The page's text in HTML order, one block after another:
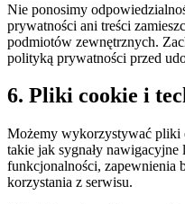
Nie ponosimy
prywatności ani treści
podmiotów zewnętrznych.
polityką prywatności przed
6. Pliki cookie i
Możemy wykorzystywać pliki
takie jak sygnały
funkcjonalności, zapewnienia
korzystania z serwisu.